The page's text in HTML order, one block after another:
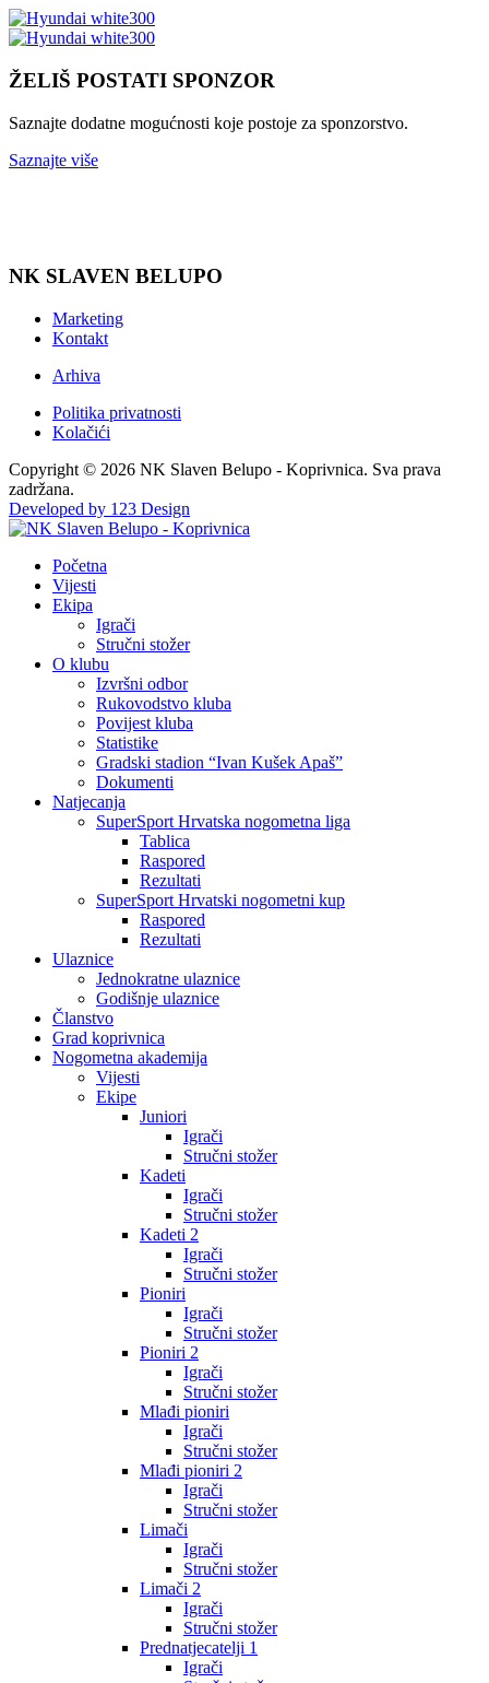
ŽELIŠ POSTATI SPONZOR
Saznajte dodatne mogućnosti koje postoje za sponzorstvo.
Saznajte više
NK SLAVEN BELUPO
Marketing
Kontakt
Arhiva
Politika privatnosti
Kolačići
Copyright © 2026 NK Slaven Belupo - Koprivnica. Sva prava
zadržana.
Developed by 123 Design
Početna
Vijesti
Ekipa
Igrači
Stručni stožer
O klubu
Izvršni odbor
Rukovodstvo kluba
Povijest kluba
Statistike
Gradski stadion “Ivan Kušek Apaš”
Dokumenti
Natjecanja
SuperSport Hrvatska nogometna liga
Tablica
Raspored
Rezultati
SuperSport Hrvatski nogometni kup
Raspored
Rezultati
Ulaznice
Jednokratne ulaznice
Godišnje ulaznice
Članstvo
Grad koprivnica
Nogometna akademija
Vijesti
Ekipe
Juniori
Igrači
Stručni stožer
Kadeti
Igrači
Stručni stožer
Kadeti 2
Igrači
Stručni stožer
Pioniri
Igrači
Stručni stožer
Pioniri 2
Igrači
Stručni stožer
Mlađi pioniri
Igrači
Stručni stožer
Mlađi pioniri 2
Igrači
Stručni stožer
Limači
Igrači
Stručni stožer
Limači 2
Igrači
Stručni stožer
Prednatjecatelji 1
Igrači